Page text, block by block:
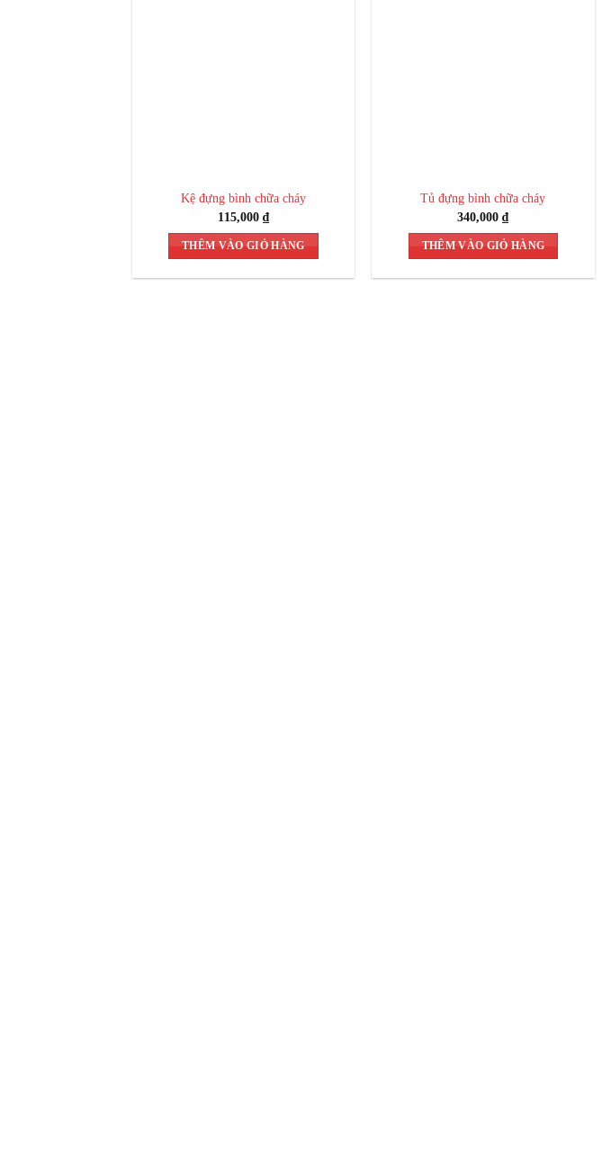
Kệ đựng bình chữa cháy
115,000 ₫
THÊM VÀO GIỎ HÀNG
Tủ đựng bình chữa cháy
340,000₫
THÊM VÀO GIỎ HÀNG